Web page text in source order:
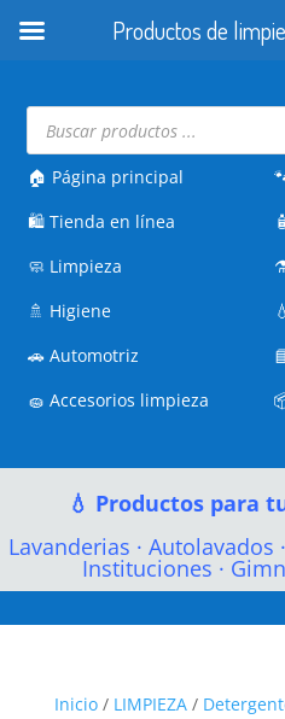
Búsqueda
productos
🏠 Página principal
🛍️Tienda en línea
🧼 Limpieza
🚿 Higiene
🚗Automotriz
🧽Accesorios limpieza
🧴
💧 Productos para
Lavanderias · Autolavados ·
Instituciones ·
Inicio/ LIMPIEZA/
Productos de